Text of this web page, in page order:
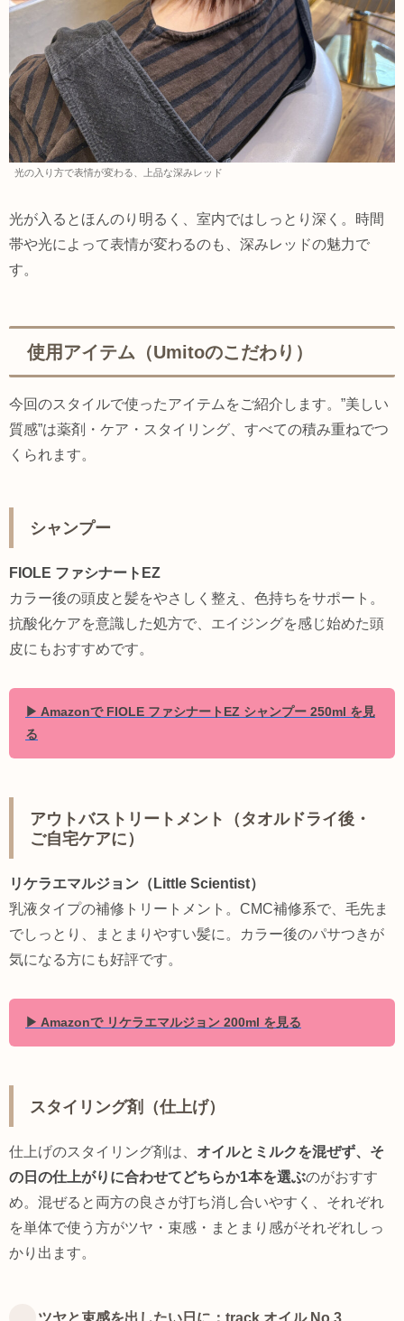
光の入り方で表情が変わる、上品な深みレッド
光が入るとほんのり明るく、室内ではしっとり深く。時間
帯や光によって表情が変わるのも、深みレッドの魅力で
す。
使用アイテム（Umitoのこだわり）
今回のスタイルで使ったアイテムをご紹介します。”美しい
質感”は薬剤・ケア・スタイリング、すべての積み重ねでつ
くられます。
シャンプー
FIOLE ファシナートEZ
カラー後の頭皮と髪をやさしく整え、色持ちをサポート。
抗酸化ケアを意識した処方で、エイジングを感じ始めた頭
皮にもおすすめです。
▶ Amazonで FIOLE ファシナートEZ シャンプー 250ml を見
る
アウトバストリートメント（タオルドライ後・
ご自宅ケアに）
リケラエマルジョン（Little Scientist）
乳液タイプの補修トリートメント。CMC補修系で、毛先ま
でしっとり、まとまりやすい髪に。カラー後のパサつきが
気になる方にも好評です。
▶ Amazonで リケラエマルジョン 200ml を見る
スタイリング剤（仕上げ）
仕上げのスタイリング剤は、 オイルとミルクを混ぜず、そ
の日の仕上がりに合わせてどちらか1本を選ぶのがおすす
め。混ぜると両方の良さが打ち消し合いやすく、それぞれ
を単体で使う方がツヤ・束感・まとまり感がそれぞれしっ
かり出ます。
ツヤと束感を出したい日に：track オイル No.3